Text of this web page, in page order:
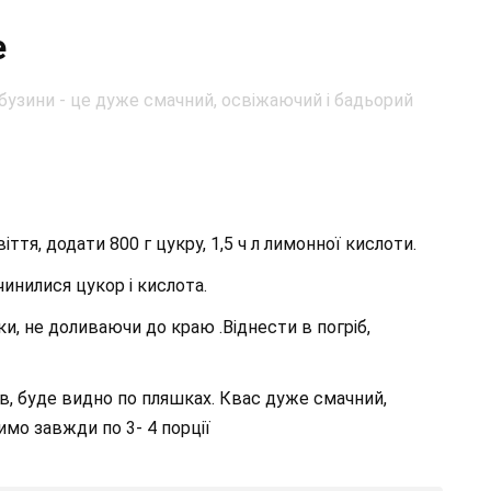
додати 800 г цукру, 1,5 ч л лимонної кислоти.
цукор і кислота.
не доливаючи до краю .Віднести в погріб,
буде видно по пляшках. Квас дуже смачний,
завжди по 3- 4 порції